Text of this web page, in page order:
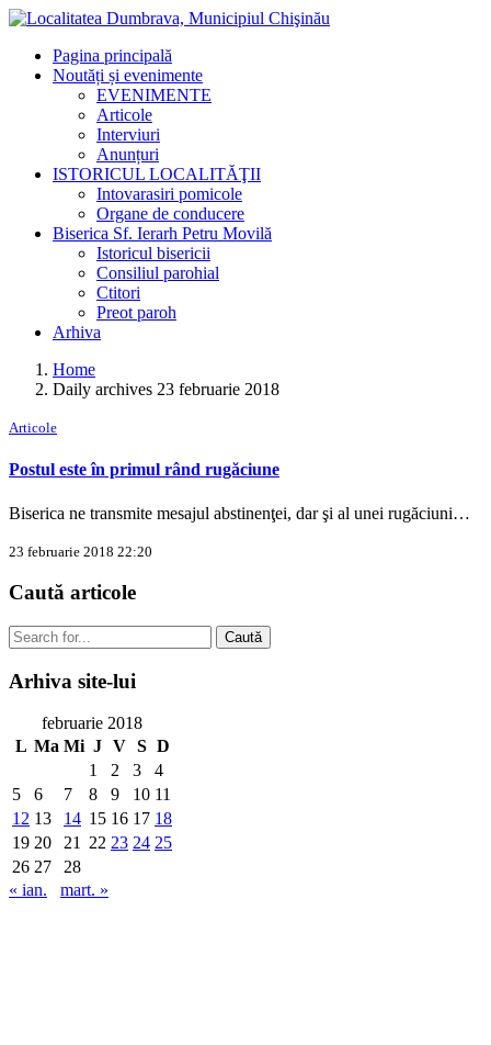
Pagina principală
Noutăți și evenimente
EVENIMENTE
Articole
Interviuri
Anunțuri
ISTORICUL LOCALITĂŢII
Intovarasiri pomicole
Organe de conducere
Biserica Sf. Ierarh Petru Movilă
Istoricul bisericii
Consiliul parohial
Ctitori
Preot paroh
Arhiva
Home
Daily archives 23 februarie 2018
Articole
Postul este în primul rând rugăciune
Biserica ne transmite mesajul abstinenţei, dar şi al unei rugăciuni…
23 februarie 2018 22:20
Caută articole
Caută
Arhiva site-lui
februarie 2018
L Ma Mi J V S D
1
2 3
4
5
6 7 8 9 10 11
12 13 14 15 16 17 18
19 20 21 22 23 24 25
26 27
28
« ian.
mart. »